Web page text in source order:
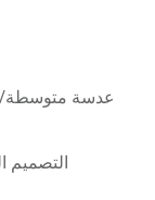
عدسة متوسطة/
التصميم